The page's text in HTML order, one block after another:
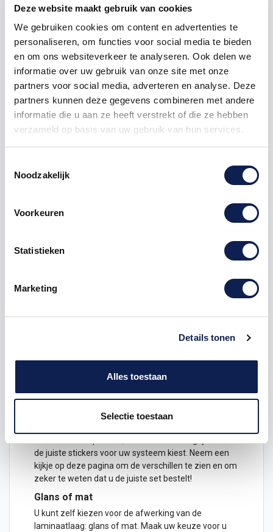
Deze website maakt gebruik van cookies
We gebruiken cookies om content en advertenties te
personaliseren, om functies voor social media te bieden
en om ons websiteverkeer te analyseren. Ook delen we
informatie over uw gebruik van onze site met onze
partners voor social media, adverteren en analyse. Deze
partners kunnen deze gegevens combineren met andere
informatie die u aan ze heeft verstrekt of die ze hebben
verzameld op basis van uw gebruik van hun services.
Noodzakelijk
Voorkeuren
Statistieken
Marketing
Details tonen
Alles toestaan
Selectie toestaan
500 € 3,57 € 1.190,00
1000
Nintendo N3DS New Nintendo 3DS
Je hebt twee opties:
Nintendo 3DS)
de plaklaag zitten luchtkanaaltjes, wat betekent dat
beschermende laminaatlaag, zodat de handheld ook
mooi blijft bij veel gebruik of constant schuiven.
Welke Nintendo 2DS/3DS heb ik?
de juiste stickers voor uw systeem kiest. Neem een
kijkje op deze pagina om de verschillen te zien en om
zeker te weten dat u de juiste set bestelt!
Glans of mat
U kunt zelf kiezen voor de afwerking van de
laminaatlaag: glans of mat. Maak uw keuze voor u